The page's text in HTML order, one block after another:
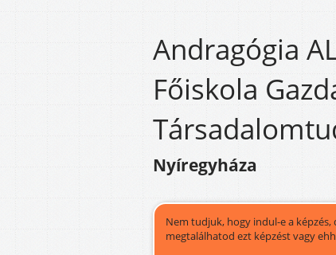
Andragógia
Főiskola
Nyíregyháza
Nem tudjuk, hogy indul-e a
megtalálhatod ezt képzést vagy